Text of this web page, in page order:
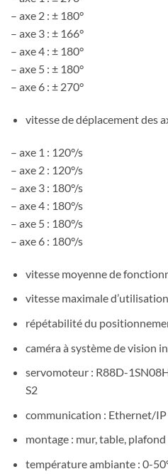
– axe 2 : ± 180°
– axe 3 : ± 166°
– axe 4 : ± 180°
– axe 5 : ± 180°
– axe 6 : ± 270°
vitesse de déplacement des
– axe 1 : 120°/s
– axe 2 : 120°/s
– axe 3 : 180°/s
– axe 4 : 180°/s
– axe 5 : 180°/s
– axe 6 : 180°/s
vitesse moyenne de
vitesse maximale
répétabilité du
caméra à système de vision
servomoteur : R88D-
S2
communication : Ethernet/IP
montage : mur, table, plafond
température ambiante : 0-